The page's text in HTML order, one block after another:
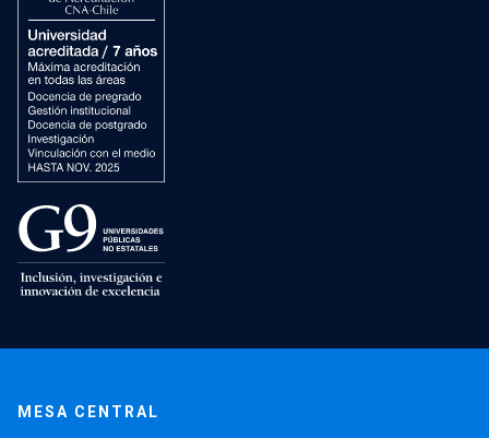
MESA CENTRAL